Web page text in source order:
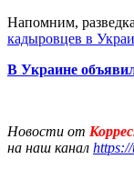
Напомним, разведка
кадыровцев в
В Украине
Новости от
на наш канал